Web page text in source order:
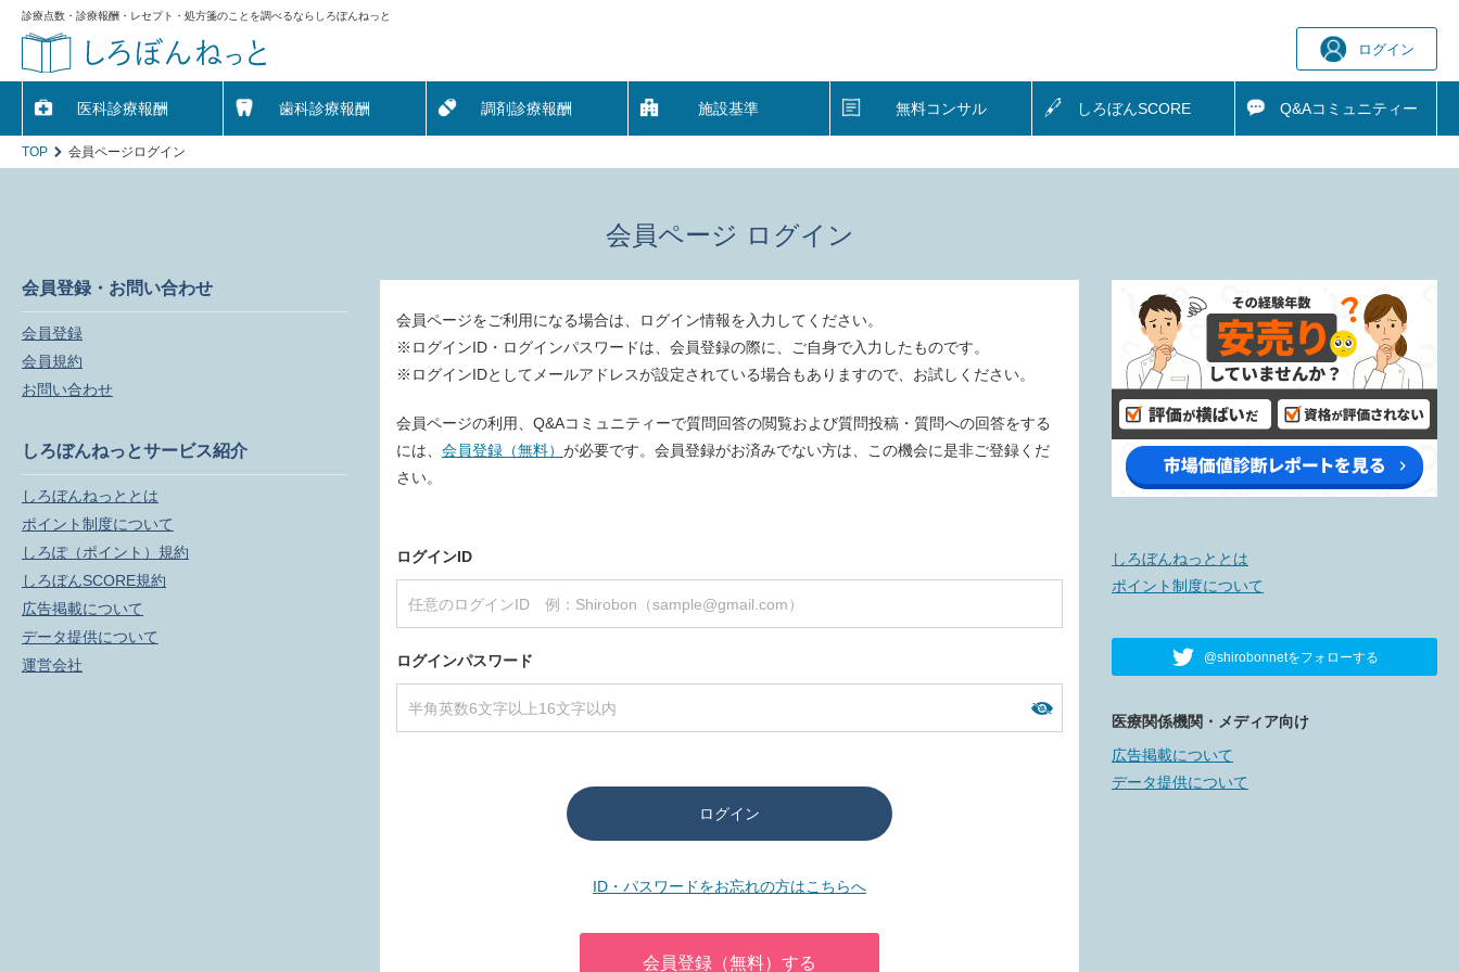
診療点数・診療報酬・レセプト・処方箋のことを調べるならしろぼんねっと
ログイン
医科診療報酬 歯科診療報酬 調剤診療報酬 施設基準 無料コンサル しろぼんSCORE Q&Aコミュニティー
TOP 会員ページログイン
会員ページ ログイン
会員登録・お問い合わせ
会員登録
会員規約
お問い合わせ
しろぼんねっとサービス紹介
しろぼんねっととは
ポイント制度について
しろぽ（ポイント）規約
しろぼんSCORE規約
広告掲載について
データ提供について
運営会社
会員ページをご利用になる場合は、ログイン情報を入力してください。
※ログインID・ログインパスワードは、会員登録の際に、ご自身で入力したものです。
※ログインIDとしてメールアドレスが設定されている場合もありますので、お試しください。
会員ページの利用、Q&Aコミュニティーで質問回答の閲覧および質問投稿・質問への回答をする
には、 会員登録（無料） が必要です。会員登録がお済みでない方は、この機会に是非ご登録くだ
さい。
ログインID
ログインパスワード
ログイン
ID・パスワードをお忘れの方はこちらへ
会員登録（無料）する
しろぼんねっととは
ポイント制度について
@shirobonnetをフォローする
医療関係機関・メディア向け
広告掲載について
データ提供について